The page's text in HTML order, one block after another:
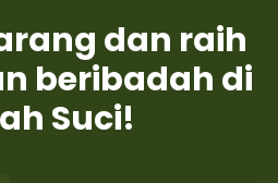
dan raih
beribadah di
Suci!